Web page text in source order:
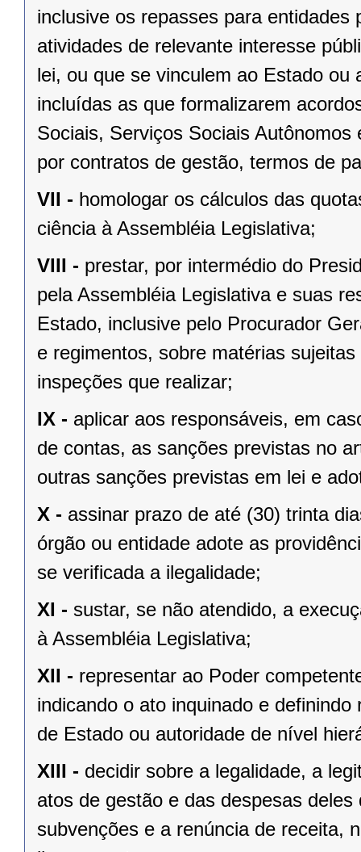
inclusive os repasses para
atividades de relevante interesse
lei, ou que se vinculem ao Estado
incluídas as que formalizarem
Sociais, Serviços Sociais
por contratos de gestão, termos de
VII - homologar os cálculos das
ciência à Assembléia Legislativa;
VIII - prestar, por intermédio do
pela Assembléia Legislativa e suas
Estado, inclusive pelo Procurador
e regimentos, sobre matérias
inspeções que realizar;
IX - aplicar aos responsáveis, em
de contas, as sanções previstas no
outras sanções previstas em lei e
X - assinar prazo de até (30) trinta
órgão ou entidade adote as
se verificada a ilegalidade;
XI - sustar, se não atendido, a
à Assembléia Legislativa;
XII - representar ao Poder
indicando o ato inquinado e
de Estado ou autoridade de nível
XIII - decidir sobre a legalidade, a
atos de gestão e das despesas
subvenções e a renúncia de receita,